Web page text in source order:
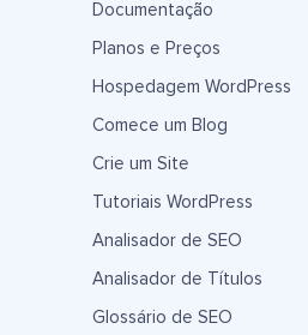
Documentação
Planos e Preços
Hospedagem WordPress
Comece um Blog
Crie um Site
Tutoriais WordPress
Analisador de SEO
Analisador de Títulos
Glossário de SEO